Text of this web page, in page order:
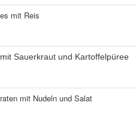
mit Reis
Sauerkraut und Kartoffelpüree
mit Nudeln und Salat